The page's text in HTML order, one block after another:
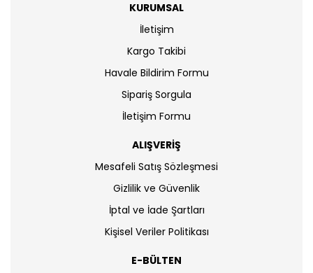
KURUMSAL
İletişim
Kargo Takibi
Havale Bildirim Formu
Sipariş Sorgula
İletişim Formu
ALIŞVERİŞ
Mesafeli Satış Sözleşmesi
Gizlilik ve Güvenlik
İptal ve İade Şartları
Kişisel Veriler Politikası
E-BÜLTEN